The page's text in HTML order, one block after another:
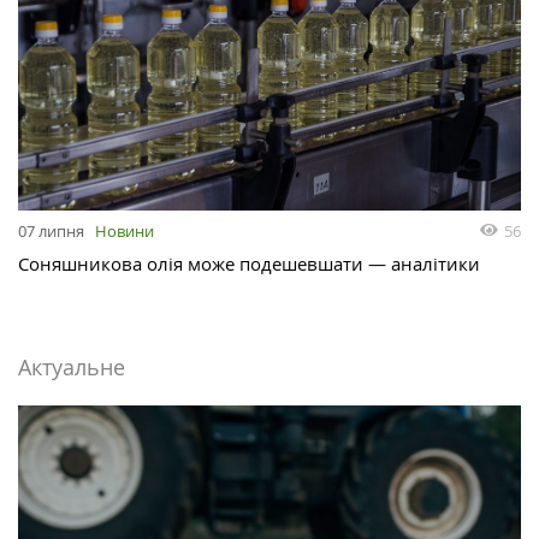
07 липня Новини 56
Соняшникова олія може подешевшати — аналітики
Актуальне